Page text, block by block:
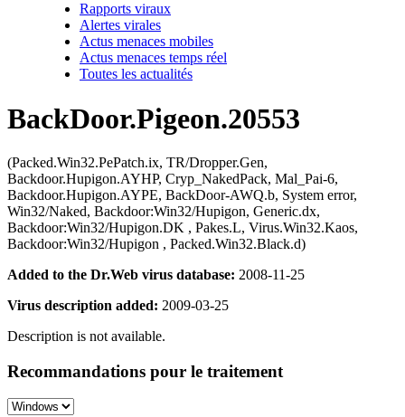
Rapports viraux
Alertes virales
Actus menaces mobiles
Actus menaces temps réel
Toutes les actualités
BackDoor.Pigeon.20553
(Packed.Win32.PePatch.ix, TR/Dropper.Gen,
Backdoor.Hupigon.AYHP, Cryp_NakedPack, Mal_Pai-6,
Backdoor.Hupigon.AYPE, BackDoor-AWQ.b, System error,
Win32/Naked, Backdoor:Win32/Hupigon, Generic.dx,
Backdoor:Win32/Hupigon.DK , Pakes.L, Virus.Win32.Kaos,
Backdoor:Win32/Hupigon , Packed.Win32.Black.d)
Added to the Dr.Web virus database: 2008-11-25
Virus description added: 2009-03-25
Description is not available.
Recommandations pour le traitement